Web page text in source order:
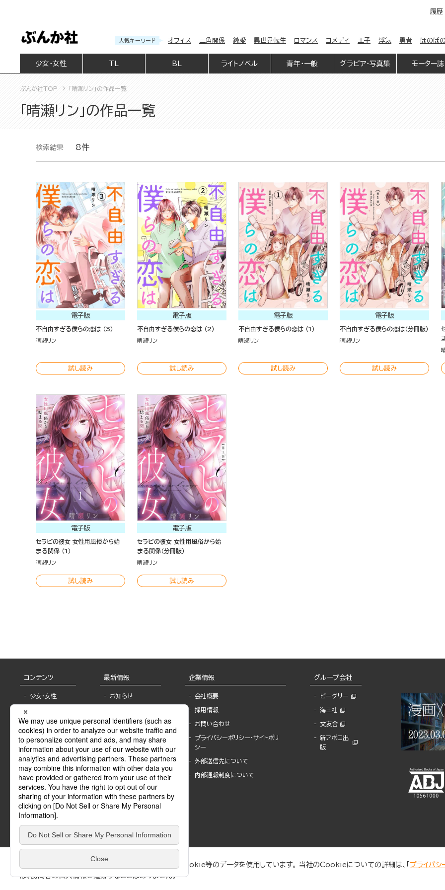
履歴
人気キーワード オフィス 三角関係 純愛 異世界転生 ロマンス コメディ 王子 浮気 勇者 ほのぼ
少女・女性 BL ライトノベル 青年・一般 グラビア・写真集 モーター誌
ぶんか社TOP 「晴瀬リン」の作品一覧
「晴瀬リン」の作品一覧
検索結果 8件
電子版
不自由すぎる僕らの恋は （3）
晴瀬リン
試し読み
電子版
不自由すぎる僕らの恋は （2）
晴瀬リン
試し読み
電子版
不自由すぎる僕らの恋は （1）
晴瀬リン
試し読み
電子版
不自由すぎる僕らの恋は（分冊版）
晴瀬リン
試し読み
電子版
セラピの彼女 女性用風俗から始
まる関係 （1）
晴瀬リン
試し読み
電子版
セラピの彼女 女性用風俗から始
まる関係（分冊版）
晴瀬リン
試し読み
コンテンツ
少女・女性
BL
ライトノベル
青年・一般
グラビア・写真
モーター誌
SPECIAL
Sublicense
最新情報
お知らせ
報
書店様へ
海外ライセンシー
公式SNSアカウ
ント
作家一覧
Keyword list
Author list
企業情報
会社概要
採用情報
お問い合わせ
プライバシーポリシー・サイトポリ
シー
外部送信先について
内部通報制度について
グループ会社
ビーグリー
海王社
文友舎
新アポロ出
版
ぶんか社が運営するサイトでは、利便性向上のためにCookie等のデータを使用しています。 当社のCookieについての詳細は、「 プライバシ
は、訪問者の個人情報を追跡することはありません。